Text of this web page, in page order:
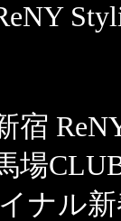
場
ナル